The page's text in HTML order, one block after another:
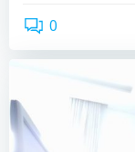
0